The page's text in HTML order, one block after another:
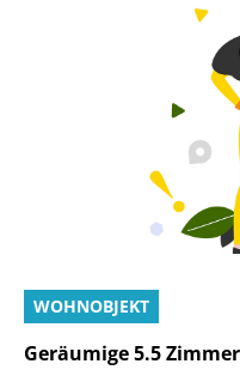
WOHNOBJEKT
Geräumige 5.5